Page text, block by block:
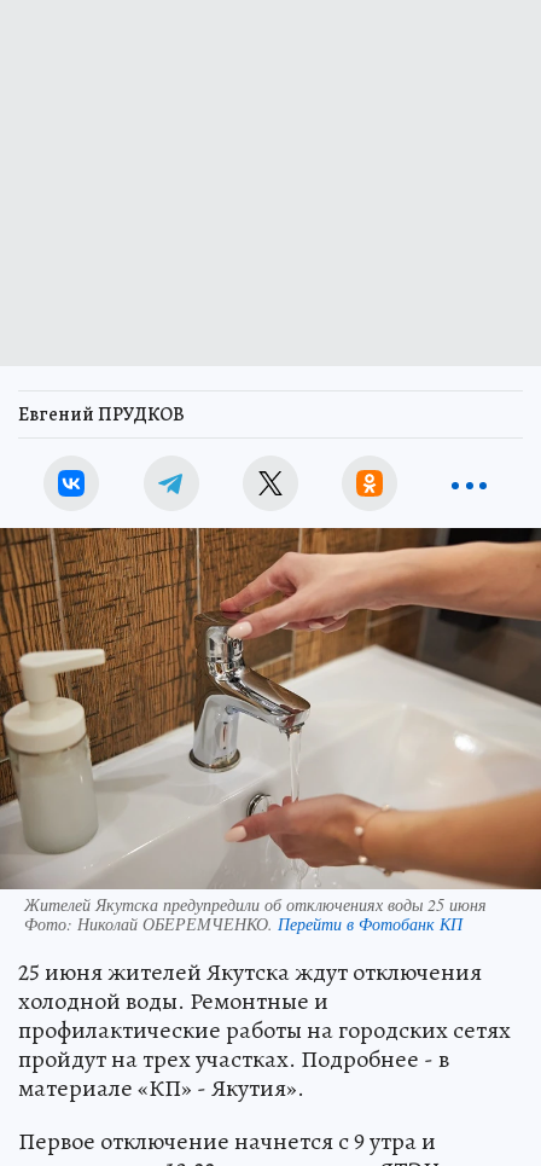
Евгений ПРУДКОВ
Жителей Якутска предупредили об отключениях воды 25 июня
Фото: Николай ОБЕРЕМЧЕНКО. Перейти в Фотобанк КП
25 июня жителей Якутска ждут отключения
холодной воды. Ремонтные и
профилактические работы на городских сетях
пройдут на трех участках. Подробнее - в
материале «КП» - Якутия».
Первое отключение начнется с 9 утра и